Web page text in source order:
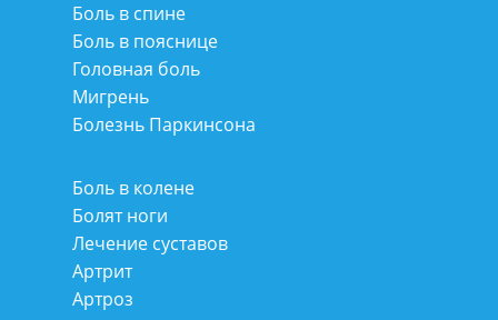
Боль в спине
Боль в пояснице
Головная боль
Мигрень
Болезнь Паркинсона
Боль в колене
Болят ноги
Лечение суставов
Артрит
Артроз